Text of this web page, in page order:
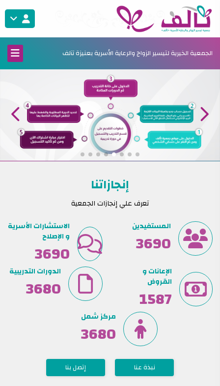
الجمعية الخيرية لتيسير الزواج والرعاية الأسرية بعنيزة تآلف
إنجازاتنا
تعرف علي إنجازات الجمعية
المستفيدين
4880
الاستشارات الأسرية
و الإصلاح
4870
الإعانات و
القروض
1587
الدورات التدريبية
4870
مركز شمل
4870
نبذة عنا إتصل بنا